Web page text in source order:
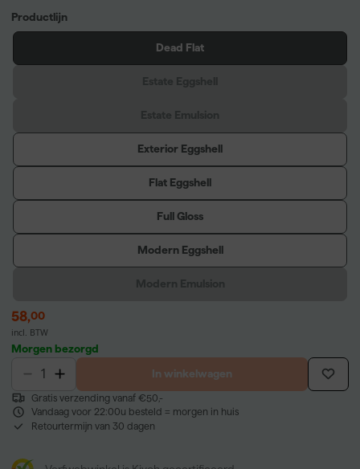
Productlijn
Dead Flat
Exterior Eggshell
Flat Eggshell
Full Gloss
Modern Eggshell
58,00
incl. BTW
Morgen bezorgd
In winkelwagen
Gratis verzending vanaf €50,-
Vandaag voor 22:00u besteld = morgen in huis
Retourtermijn van 30 dagen